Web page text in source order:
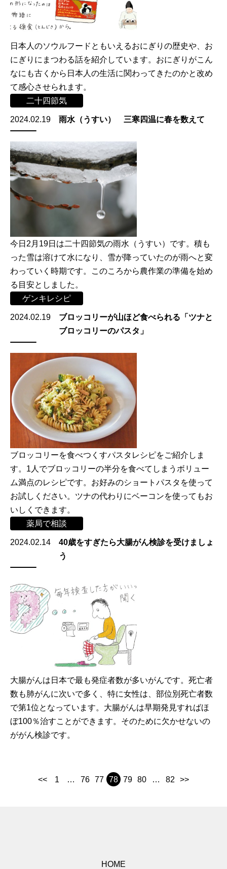
日本人のソウルフードともいえるおにぎりの歴史や、お
にぎりにまつわる話を紹介しています。おにぎりがこん
なにも古くから日本人の生活に関わってきたのかと改め
て感心させられます。
二十四節気
2024.02.19 雨水（うすい） 三寒四温に春を数えて
今日2月19日は二十四節気の雨水（うすい）です。積も
った雪は溶けて水になり、雪が降っていたのが雨へと変
わっていく時期です。このころから農作業の準備を始め
る目安としました。
ゲンキレシピ
2024.02.19
ブロッコリーが山ほど食べられる「ツナと
ブロッコリーのパスタ」
ブロッコリーを食べつくすパスタレシピをご紹介しま
す。1人でブロッコリーの半分を食べてしまうボリュー
ム満点のレシピです。お好みのショートパスタを使って
お試しください。ツナの代わりにベーコンを使ってもお
いしくできます。
薬局で相談
2024.02.14
40歳をすぎたら大腸がん検診を受けましょ
う
大腸がんは日本で最も発症者数が多いがんです。死亡者
数も肺がんに次いで多く、特に女性は、部位別死亡者数
で第1位となっています。大腸がんは早期発見すればほ
ぼ100％治すことができます。そのために欠かせないの
ががん検診です。
<< 1 … 76 77 78 79 80 … 82 >>
HOME